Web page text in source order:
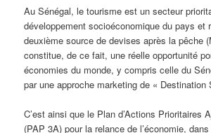
Au Sénégal, le tourisme est un secteur
développement socioéconomique du pays et
deuxième source de devises après la pêche
constitue, de ce fait, une réelle opportunité
économies du monde, y compris celle du
par une approche marketing de « Destination
C’est ainsi que le Plan d’Actions Prioritaires
(PAP 3A) pour la relance de l’économie,